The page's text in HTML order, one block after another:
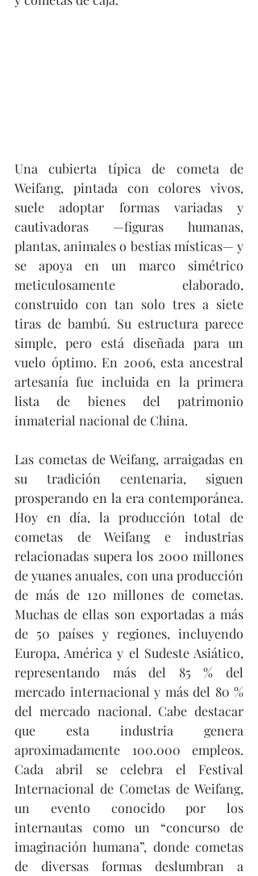
Una cubierta típica de cometa de
Weifang, pintada con colores vivos,
suele adoptar formas variadas y
cautivadoras —figuras humanas,
plantas, animales o bestias místicas— y
se apoya en un marco simétrico
meticulosamente elaborado,
construido con tan solo tres a siete
tiras de bambú. Su estructura parece
simple, pero está diseñada para un
vuelo óptimo. En 2006, esta ancestral
artesanía fue incluida en la primera
lista de bienes del patrimonio
inmaterial nacional de China.
Las cometas de Weifang, arraigadas en
su tradición centenaria, siguen
prosperando en la era contemporánea.
Hoy en día, la producción total de
cometas de Weifang e industrias
relacionadas supera los 2000 millones
de yuanes anuales, con una producción
de más de 120 millones de cometas.
Muchas de ellas son exportadas a más
de 50 países y regiones, incluyendo
Europa, América y el Sudeste Asiático,
representando más del 85 % del
mercado internacional y más del 80 %
del mercado nacional. Cabe destacar
que esta industria genera
aproximadamente 100.000 empleos.
Cada abril se celebra el Festival
Internacional de Cometas de Weifang,
un evento conocido por los
internautas como un “concurso de
imaginación humana”, donde cometas
de diversas formas deslumbran a